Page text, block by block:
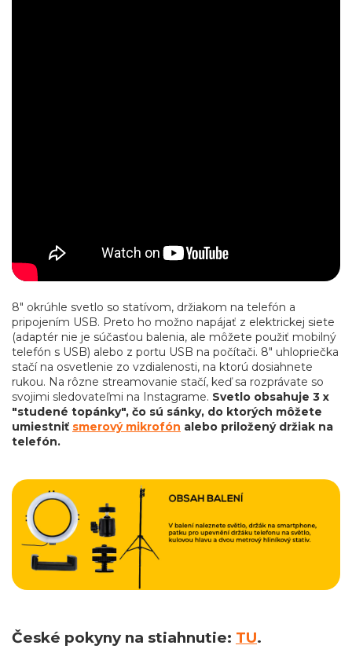
8" okrúhle svetlo so statívom, držiakom na telefón a
pripojením USB. Preto ho možno napájať z elektrickej siete
(adaptér nie je súčasťou balenia, ale môžete použiť mobilný
telefón s USB) alebo z portu USB na počítači. 8" uhlopriečka
stačí na osvetlenie zo vzdialenosti, na ktorú dosiahnete
rukou. Na rôzne streamovanie stačí, keď sa rozprávate so
svojimi sledovateľmi na Instagrame. Svetlo obsahuje 3 x
"studené topánky", čo sú sánky, do ktorých môžete
umiestniť smerový mikrofón alebo priložený držiak na
telefón.
České pokyny na stiahnutie: TU.